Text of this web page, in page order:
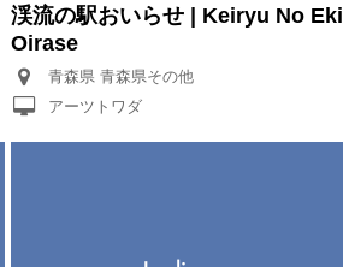
渓流の駅おいらせ | Keiryu No Eki
Oirase
青森県 青森県その他
アーツトワダ